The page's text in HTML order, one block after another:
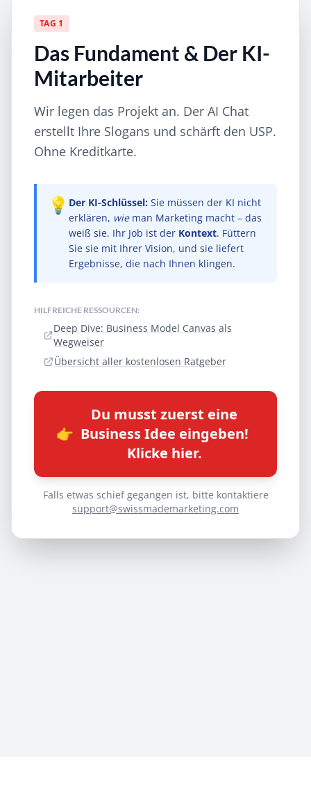
TAG 1
Das Fundament & Der KI-
Mitarbeiter
Wir legen das Projekt an. Der AI Chat
erstellt Ihre Slogans und schärft den USP.
Ohne Kreditkarte.
💡 Der KI-Schlüssel: Sie müssen der KI nicht
erklären, wieman Marketing macht – das
weiß sie. Ihr Job ist der Kontext. Füttern
Sie sie mit Ihrer Vision, und sie liefert
Ergebnisse, die nach Ihnen klingen.
HILFREICHE RESSOURCEN:
Deep Dive: Business Model Canvas als
Wegweiser
Übersicht aller kostenlosen Ratgeber
👉
Du musst zuerst eine
Business Idee eingeben!
Klicke hier.
Falls etwas schief gegangen ist, bitte kontaktiere
support@swissmademarketing.com